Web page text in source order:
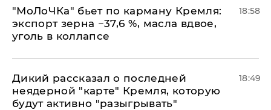
​"МоЛоЧКа" бьет по карману Кремля:
экспорт зерна −37,6 %, масла вдвое,
уголь в коллапсе
18:58
Дикий рассказал о последней
неядерной "карте" Кремля, которую
будут активно "разыгрывать"
18:49